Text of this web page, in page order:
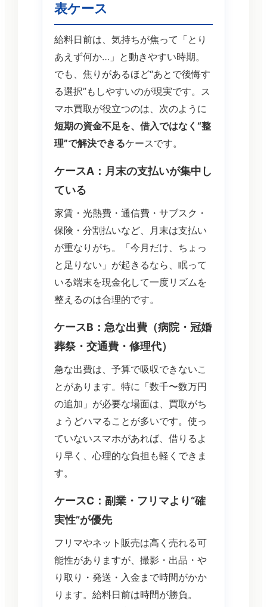
表ケース
給料日前は、気持ちが焦って「とり
あえず何か…」と動きやすい時期。
でも、焦りがあるほど“あとで後悔す
る選択”もしやすいのが現実です。ス
マホ買取が役立つのは、次のように
短期の資金不足を、借入ではなく“整
理”で解決できるケースです。
ケースA：月末の支払いが集中し
ている
家賃・光熱費・通信費・サブスク・
保険・分割払いなど、月末は支払い
が重なりがち。「今月だけ、ちょっ
と足りない」が起きるなら、眠って
いる端末を現金化して一度リズムを
整えるのは合理的です。
ケースB：急な出費（病院・冠婚
葬祭・交通費・修理代）
急な出費は、予算で吸収できないこ
とがあります。特に「数千〜数万円
の追加」が必要な場面は、買取がち
ょうどハマることが多いです。使っ
ていないスマホがあれば、借りるよ
り早く、心理的な負担も軽くできま
す。
ケースC：副業・フリマより“確
実性”が優先
フリマやネット販売は高く売れる可
能性がありますが、撮影・出品・や
り取り・発送・入金まで時間がかか
ります。給料日前は時間が勝負。